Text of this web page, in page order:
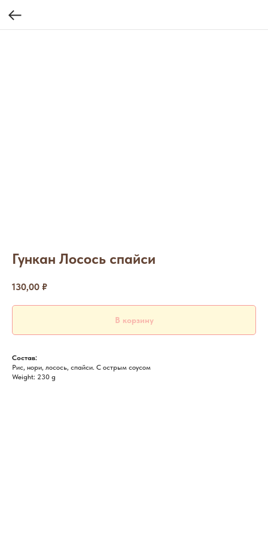
Гункан Лосось спайси
130,00 ₽
В корзину
Состав:
Рис, нори, лосось, спайси. С острым соусом
Weight: 230 g